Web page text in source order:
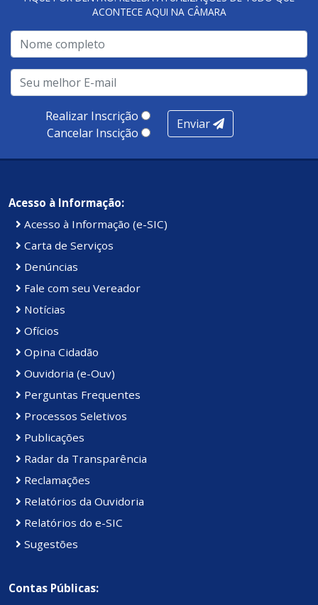
ACONTECE AQUI NA CÂMARA
Realizar Inscrição
Cancelar Inscição
Enviar
Acesso à Informação:
Acesso à Informação (e-SIC)
Carta de Serviços
Denúncias
Fale com seu Vereador
Notícias
Ofícios
Opina Cidadão
Ouvidoria (e-Ouv)
Perguntas Frequentes
Processos Seletivos
Publicações
Radar da Transparência
Reclamações
Relatórios da Ouvidoria
Relatórios do e-SIC
Sugestões
Contas Públicas: